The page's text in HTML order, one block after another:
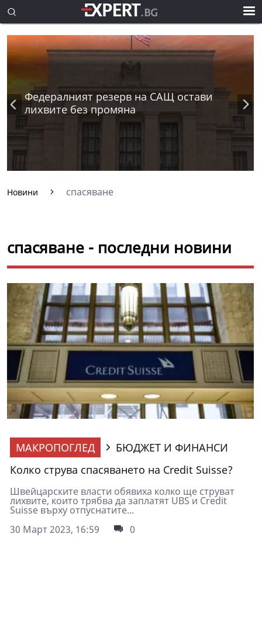
Федералният резерв на САЩ остави
лихвите без промяна
Новини спасяване
спасяване - последни новини
МАКРОПОГЛЕД
БЮДЖЕТ И ФИНАНСИ
Колко струва спасяването на Credit Suisse?
Швейцарските власти обявиха колко ще струват
лихвите, които трябва да заплатят UBS и Credit
Suisse върху отпуснатите...
30 Март 2023, 16:59
0